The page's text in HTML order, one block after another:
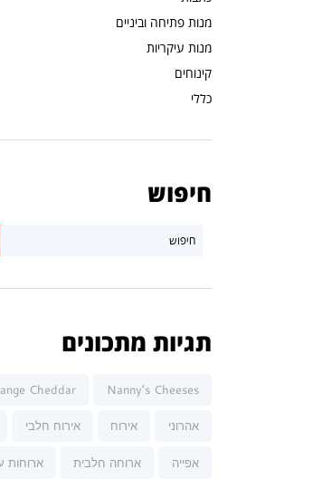
מנות פתיחה וביניים
מנות עיקריות
קינוחים
כללי
חיפוש
תגיות מתכונים
Nanny’s Cheeses
Cheddar
אהרוני אירוח אירוח חלבי
אפייה ארוחה חלבית ארוחות